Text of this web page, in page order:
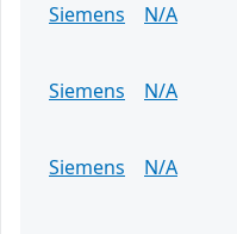
Siemens
N/A
Siemens
N/A
Siemens
N/A